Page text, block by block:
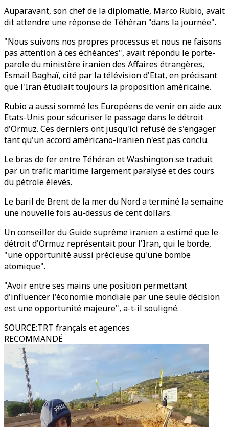
Auparavant, son chef de la diplomatie, Marco Rubio, avait
dit attendre une réponse de Téhéran "dans la journée".
"Nous suivons nos propres processus et nous ne faisons
pas attention à ces échéances", avait répondu le porte-
parole du ministère iranien des Affaires étrangères,
Esmaïl Baghaï, cité par la télévision d'Etat, en précisant
que l'Iran étudiait toujours la proposition américaine.
Rubio a aussi sommé les Européens de venir en aide aux
Etats-Unis pour sécuriser le passage dans le détroit
d'Ormuz. Ces derniers ont jusqu'ici refusé de s'engager
tant qu'un accord américano-iranien n'est pas conclu.
Le bras de fer entre Téhéran et Washington se traduit
par un trafic maritime largement paralysé et des cours
du pétrole élevés.
Le baril de Brent de la mer du Nord a terminé la semaine
une nouvelle fois au-dessus de cent dollars.
Un conseiller du Guide suprême iranien a estimé que le
détroit d'Ormuz représentait pour l'Iran, qui le borde,
"une opportunité aussi précieuse qu'une bombe
atomique".
"Avoir entre ses mains une position permettant
d'influencer l'économie mondiale par une seule décision
est une opportunité majeure", a-t-il souligné.
SOURCE:TRT français et agences
RECOMMANDÉ